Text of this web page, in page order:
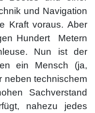
und Navigation
Kraft voraus. Aber
Hundert Metern
Nun ist der
ein Mensch (ja,
neben technischem
Sachverstand
nahezu jedes